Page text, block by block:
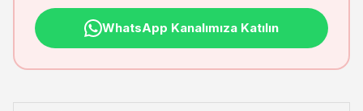
WhatsApp Kanalımıza Katılın